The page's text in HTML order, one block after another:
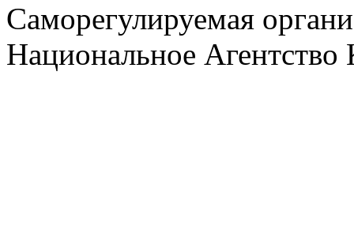
Саморегулируемая
Национальное Агентство